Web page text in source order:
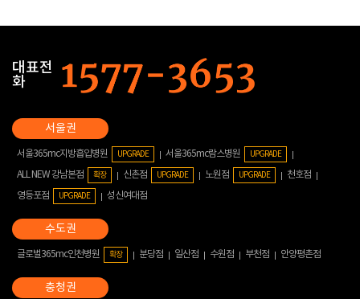
대표전
화
서울365mc지방흡입병원 UPGRADE 서울365mc람스병원 UPGRADE
ALL NEW 강남본점 확장 신촌점 UPGRADE 노원점 UPGRADE
천호점
영등포점
UPGRADE 성신여대점
글로벌365mc인천병원 확장 분당점 일산점 수원점 부천점 안양평촌점